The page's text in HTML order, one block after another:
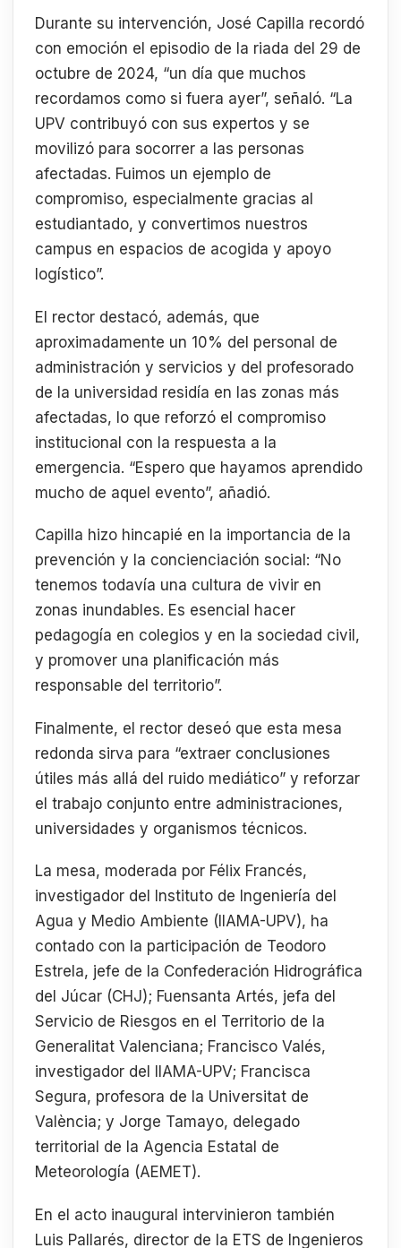
Durante su intervención, José Capilla recordó
con emoción el episodio de la riada del 29 de
octubre de 2024, “un día que muchos
recordamos como si fuera ayer”, señaló. “La
UPV contribuyó con sus expertos y se
movilizó para socorrer a las personas
afectadas. Fuimos un ejemplo de
compromiso, especialmente gracias al
estudiantado, y convertimos nuestros
campus en espacios de acogida y apoyo
logístico”.
El rector destacó, además, que
aproximadamente un 10% del personal de
administración y servicios y del profesorado
de la universidad residía en las zonas más
afectadas, lo que reforzó el compromiso
institucional con la respuesta a la
emergencia. “Espero que hayamos aprendido
mucho de aquel evento”, añadió.
Capilla hizo hincapié en la importancia de la
prevención y la concienciación social: “No
tenemos todavía una cultura de vivir en
zonas inundables. Es esencial hacer
pedagogía en colegios y en la sociedad civil,
y promover una planificación más
responsable del territorio”.
Finalmente, el rector deseó que esta mesa
redonda sirva para “extraer conclusiones
útiles más allá del ruido mediático” y reforzar
el trabajo conjunto entre administraciones,
universidades y organismos técnicos.
La mesa, moderada por Félix Francés,
investigador del Instituto de Ingeniería del
Agua y Medio Ambiente (IIAMA-UPV), ha
contado con la participación de Teodoro
Estrela, jefe de la Confederación Hidrográfica
del Júcar (CHJ); Fuensanta Artés, jefa del
Servicio de Riesgos en el Territorio de la
Generalitat Valenciana; Francisco Valés,
investigador del IIAMA-UPV; Francisca
Segura, profesora de la Universitat de
València; y Jorge Tamayo, delegado
territorial de la Agencia Estatal de
Meteorología (AEMET).
En el acto inaugural intervinieron también
Luis Pallarés, director de la ETS de Ingenieros